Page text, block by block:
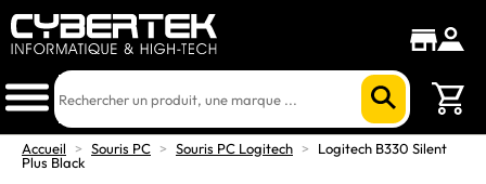
Accueil > Souris PC > Souris PC Logitech >
Logitech B330 Silent
Plus Black